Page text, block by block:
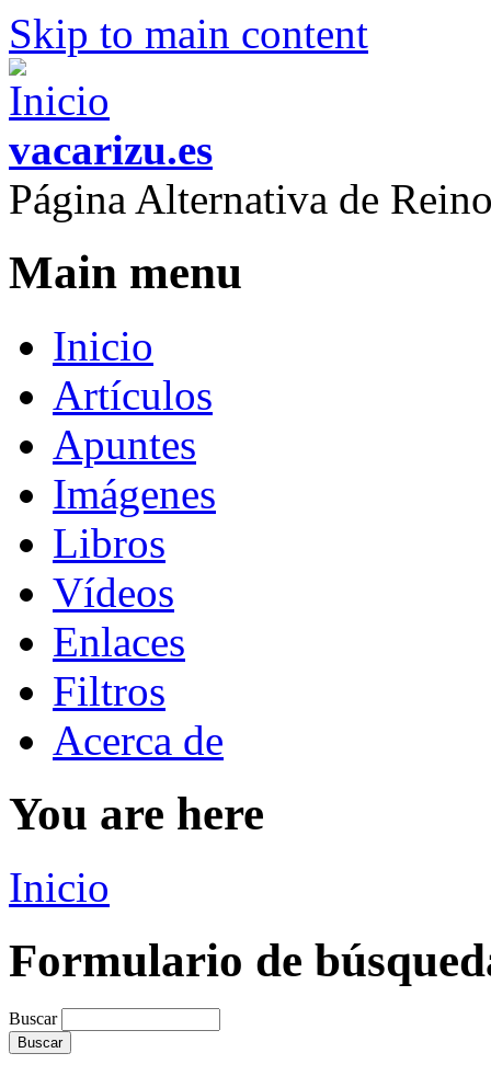
Skip to main content
vacarizu.es
Página Alternativa de
Main menu
Inicio
Artículos
Apuntes
Imágenes
Libros
Vídeos
Enlaces
Filtros
Acerca de
You are here
Inicio
Formulario de
Buscar